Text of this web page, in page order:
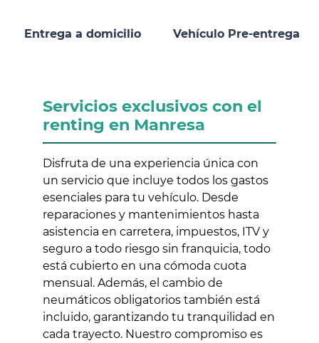
Entrega a domicilio Vehículo Pre-entrega
Servicios exclusivos con el
renting en Manresa
Disfruta de una experiencia única con
un servicio que incluye todos los gastos
esenciales para tu vehículo. Desde
reparaciones y mantenimientos hasta
asistencia en carretera, impuestos, ITV y
seguro a todo riesgo sin franquicia, todo
está cubierto en una cómoda cuota
mensual. Además, el cambio de
neumáticos obligatorios también está
incluido, garantizando tu tranquilidad en
cada trayecto. Nuestro compromiso es